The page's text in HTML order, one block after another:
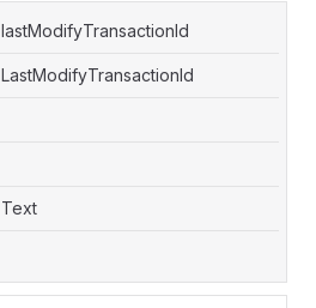
lastModifyTransactionId
LastModifyTransactionId
Text